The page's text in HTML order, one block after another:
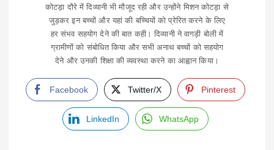
कोटड़ा दौरे में दिव्यानी भी मौजूद रही और उन्होंने मिशन कोटड़ा से
जुड़कर इन बच्चों और यहां की बच्चियों को प्रेरित करने के लिए
हर संभव सहयोग देने की बात कही। दिव्यानी ने वागड़ी बोली में
ग्रामीणों को संबोधित किया और सभी अनाथ बच्चों को सहयोग
देने और उनकी शिक्षा की व्यवस्था करने का आह्वान किया।
Facebook Twitter/X Pinterest
LinkedIn WhatsApp